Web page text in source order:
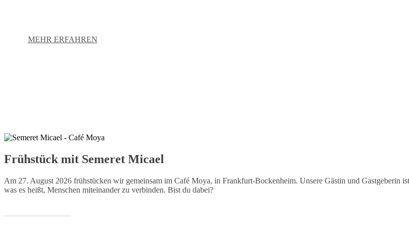
MEHR ERFAHREN
Frühstück mit Semeret Micael
Am 27. August 2026 frühstücken wir gemeinsam im Café Moya, in Frankfurt-Bockenheim. Unsere Gästin und Gastgeberin
was es heißt, Menschen miteinander zu verbinden. Bist du dabei?